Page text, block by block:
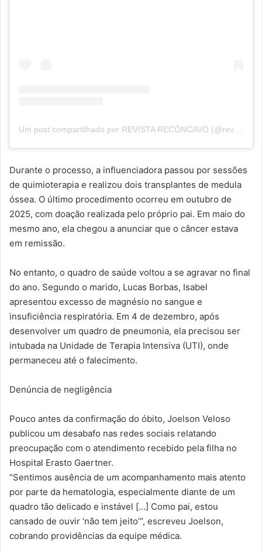
Durante o processo, a influenciadora passou por sessões
de quimioterapia e realizou dois transplantes de medula
óssea. O último procedimento ocorreu em outubro de
2025, com doação realizada pelo próprio pai. Em maio do
mesmo ano, ela chegou a anunciar que o câncer estava
em remissão.
No entanto, o quadro de saúde voltou a se agravar no final
do ano. Segundo o marido, Lucas Borbas, Isabel
apresentou excesso de magnésio no sangue e
insuficiência respiratória. Em 4 de dezembro, após
desenvolver um quadro de pneumonia, ela precisou ser
intubada na Unidade de Terapia Intensiva (UTI), onde
permaneceu até o falecimento.
Denúncia de negligência
Pouco antes da confirmação do óbito, Joelson Veloso
publicou um desabafo nas redes sociais relatando
preocupação com o atendimento recebido pela filha no
Hospital Erasto Gaertner.
“Sentimos ausência de um acompanhamento mais atento
por parte da hematologia, especialmente diante de um
quadro tão delicado e instável […] Como pai, estou
cansado de ouvir ‘não tem jeito’”, escreveu Joelson,
cobrando providências da equipe médica.